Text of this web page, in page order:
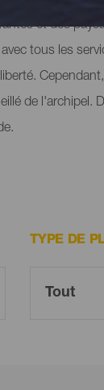
et des
tous les
de l'archipel.
TYPE DE